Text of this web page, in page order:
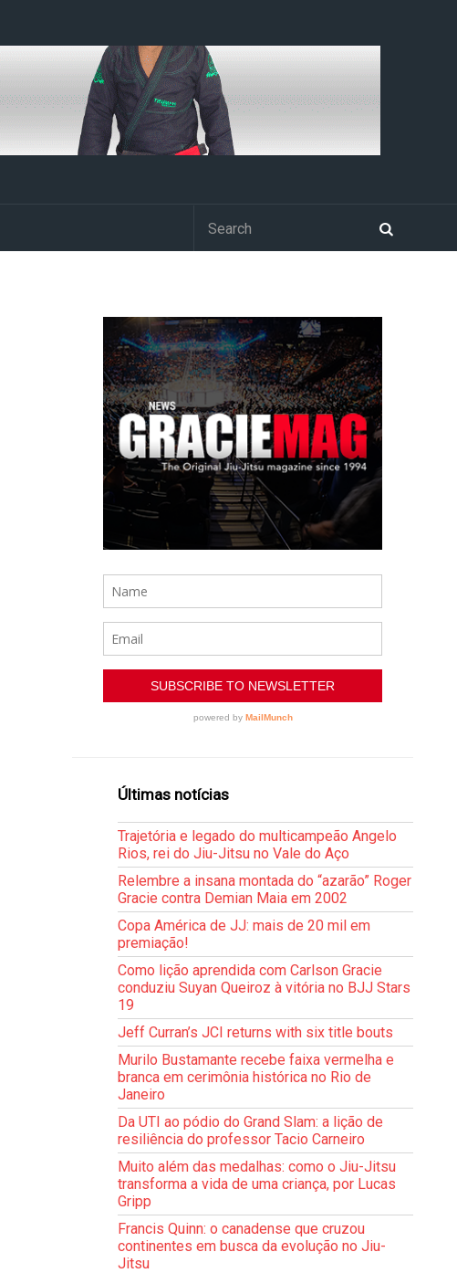
Últimas notícias
Trajetória e legado do multicampeão Angelo
Rios, rei do Jiu-Jitsu no Vale do Aço
Relembre a insana montada do “azarão” Roger
Gracie contra Demian Maia em 2002
Copa América de JJ: mais de 20 mil em
premiação!
Como lição aprendida com Carlson Gracie
conduziu Suyan Queiroz à vitória no BJJ Stars
19
Jeff Curran’s JCI returns with six title bouts
Murilo Bustamante recebe faixa vermelha e
branca em cerimônia histórica no Rio de
Janeiro
Da UTI ao pódio do Grand Slam: a lição de
resiliência do professor Tacio Carneiro
Muito além das medalhas: como o Jiu-Jitsu
transforma a vida de uma criança, por Lucas
Gripp
Francis Quinn: o canadense que cruzou
continentes em busca da evolução no Jiu-
Jitsu